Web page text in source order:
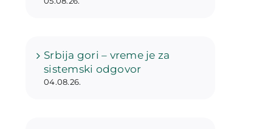
Srbija gori – vreme je za
sistemski odgovor
04.08.26.